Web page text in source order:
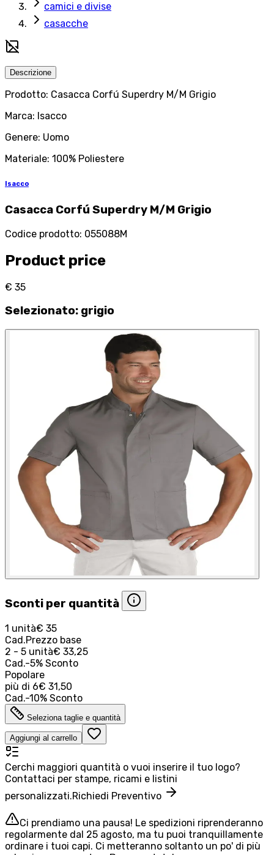
camici e divise
casacche
Descrizione
Prodotto: Casacca Corfú Superdry M/M Grigio
Marca: Isacco
Genere: Uomo
Materiale: 100% Poliestere
Isacco
Casacca Corfú Superdry M/M Grigio
Codice prodotto: 055088M
Product price
€ 35
Selezionato: grigio
Sconti per quantità
1 unità€ 35
Cad.Prezzo base
2 - 5 unità€ 33,25
Cad.-5% Sconto
Popolare
più di 6€ 31,50
Cad.-10% Sconto
Seleziona taglie e quantità
Aggiungi al carrello
Cerchi maggiori quantità o vuoi inserire il tuo logo?
Contattaci per stampe, ricami e listini
personalizzati.Richiedi Preventivo
Ci prendiamo una pausa! Le spedizioni riprenderanno
regolarmente dal 25 agosto, ma tu puoi tranquillamente
ordinare i tuoi capi. Ci metteranno soltanto un po' di più